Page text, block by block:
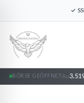
✓
BÖRSE GEÖFFNET Au